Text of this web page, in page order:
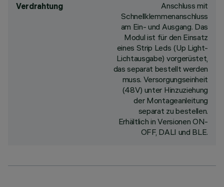
Verdrahtung
Anschluss mit
Schnellklemmenanschluss
am Ein- und Ausgang. Das
Modul ist für den Einsatz
eines Strip Leds (Up Light-
Lichtausgabe) vorgerüstet,
das separat bestellt werden
muss. Versorgungseinheit
(48V) unter Hinzuziehung
der Montageanleitung
separat zu bestellen.
Erhältlich in Versionen ON-
OFF, DALI und BLE.